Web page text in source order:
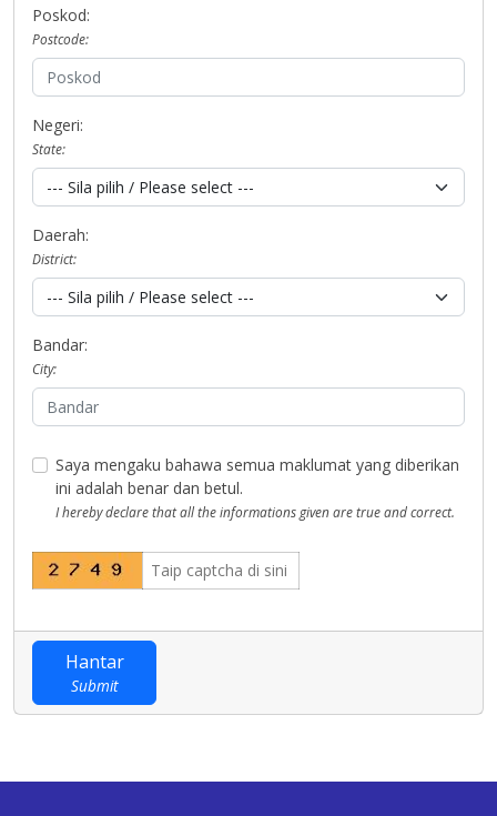
Poskod:
Postcode:
Negeri:
State:
Daerah:
District:
Bandar:
City:
Saya mengaku bahawa semua maklumat yang diberikan
ini adalah benar dan betul.
I hereby declare that all the informations given are true and correct.
Hantar
Submit